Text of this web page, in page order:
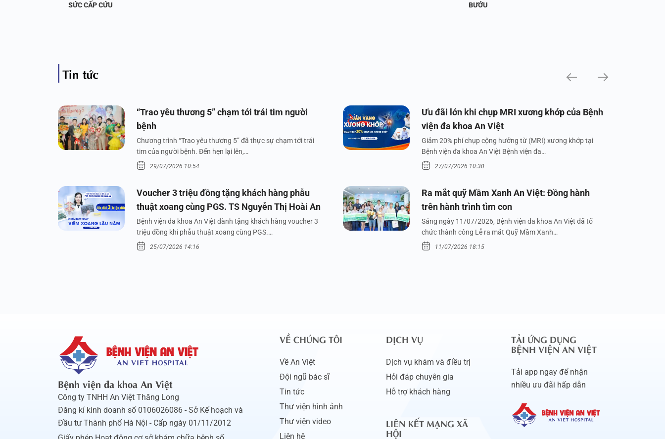
SỨC CẤP CỨU
BƯỚU
Tin tức
“Trao yêu thương 5” chạm tới trái tim người
bệnh
Chương trình “Trao yêu thương 5” đã thực sự chạm tới trái
tim của người bệnh. Đến hẹn lại lên,…
29/07/2026 10:54
Ưu đãi lớn khi chụp MRI xương khớp của Bệnh
viện đa khoa An Việt
Giảm 20% phí chụp cộng hưởng từ (MRI) xương khớp tại
Bệnh viện đa khoa An Việt Bệnh viện đa…
27/07/2026 10:30
Voucher 3 triệu đồng tặng khách hàng phẫu
thuật xoang cùng PGS. TS Nguyễn Thị Hoài An
Bệnh viện đa khoa An Việt dành tặng khách hàng voucher 3
triệu đồng khi phẫu thuật xoang cùng PGS.…
25/07/2026 14:16
Ra mắt quỹ Mầm Xanh An Việt: Đồng hành
trên hành trình tìm con
Sáng ngày 11/07/2026, Bệnh viện đa khoa An Việt đã tổ
chức thành công Lễ ra mắt Quỹ Mầm Xanh…
11/07/2026 18:15
Bệnh viện đa khoa An Việt
Công ty TNHH An Việt Thăng Long
Đăng kí kinh doanh số 0106026086 - Sở Kế hoạch và
Đầu tư Thành phố Hà Nội - Cấp ngày 01/11/2012
VỀ CHÚNG TÔI
Về An Việt
Đội ngũ bác sĩ
Tin tức
Thư viện hình ảnh
Thư viện video
Liên hệ
DỊCH VỤ
Dịch vụ khám và điều trị
Hỏi đáp chuyên gia
Hỗ trợ khách hàng
LIÊN KẾT MẠNG XÃ
HỘI
TẢI ỨNG DỤNG
BỆNH VIỆN AN VIỆT
Tải app ngay để nhận
nhiều ưu đãi hấp dẫn